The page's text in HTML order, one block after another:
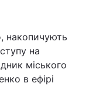
накопичують
на
міського
в ефірі